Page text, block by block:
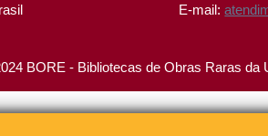
E-mail:
BORE - Bibliotecas de Obras Raras da